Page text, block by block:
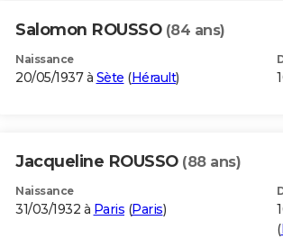
Salomon ROUSSO (84 ans)
Naissance
20/05/1937 à Sète (Hérault)
Jacqueline ROUSSO (88 ans)
Naissance
31/03/1932 à Paris (Paris)
(